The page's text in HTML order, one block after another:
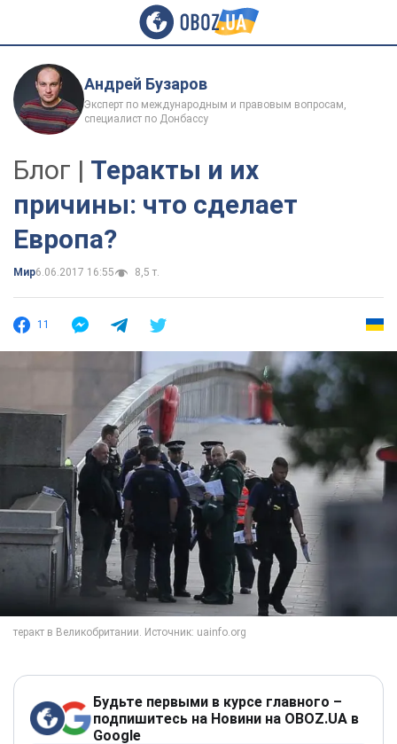
Андрей Бузаров
Эксперт по международным и правовым вопросам,
специалист по Донбассу
Блог | Теракты и их
причины: что сделает
Европа?
Мир6.06.2017 16:55 8,5 т.
11
Будьте первыми в курсе главного –
подпишитесь на Новини на OBOZ.UA в
Google